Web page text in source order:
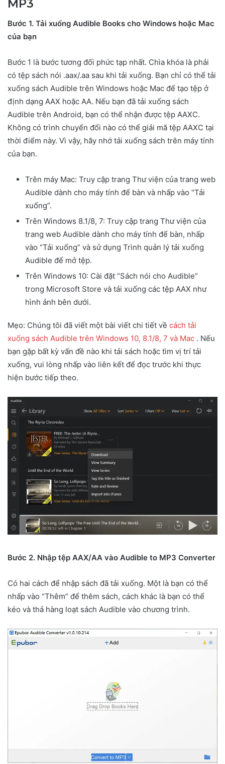
MP3
Bước 1. Tải xuống Audible Books cho Windows hoặc Mac
của bạn
Bước 1 là bước tương đối phức tạp nhất. Chìa khóa là phải
có tệp sách nói .aax/.aa sau khi tải xuống. Bạn chỉ có thể tải
xuống sách Audible trên Windows hoặc Mac để tạo tệp ở
định dạng AAX hoặc AA. Nếu bạn đã tải xuống sách
Audible trên Android, bạn có thể nhận được tệp AAXC.
Không có trình chuyển đổi nào có thể giải mã tệp AAXC tại
thời điểm này. Vì vậy, hãy nhớ tải xuống sách trên máy tính
của bạn.
Trên máy Mac: Truy cập trang Thư viện của trang web
Audible dành cho máy tính để bàn và nhấp vào “Tải
xuống”.
Trên Windows 8.1/8, 7: Truy cập trang Thư viện của
trang web Audible dành cho máy tính để bàn, nhấp
vào “Tải xuống” và sử dụng Trình quản lý tải xuống
Audible để mở tệp.
Trên Windows 10: Cài đặt “Sách nói cho Audible”
trong Microsoft Store và tải xuống các tệp AAX như
hình ảnh bên dưới.
Mẹo: Chúng tôi đã viết một bài viết chi tiết về cách tải
xuống sách Audible trên Windows 10, 8.1/8, 7 và Mac . Nếu
bạn gặp bất kỳ vấn đề nào khi tải sách hoặc tìm vị trí tải
xuống, vui lòng nhấp vào liên kết để đọc trước khi thực
hiện bước tiếp theo.
Bước 2. Nhập tệp AAX/AA vào Audible to MP3 Converter
Có hai cách để nhập sách đã tải xuống. Một là bạn có thể
nhấp vào “Thêm” để thêm sách, cách khác là bạn có thể
kéo và thả hàng loạt sách Audible vào chương trình.